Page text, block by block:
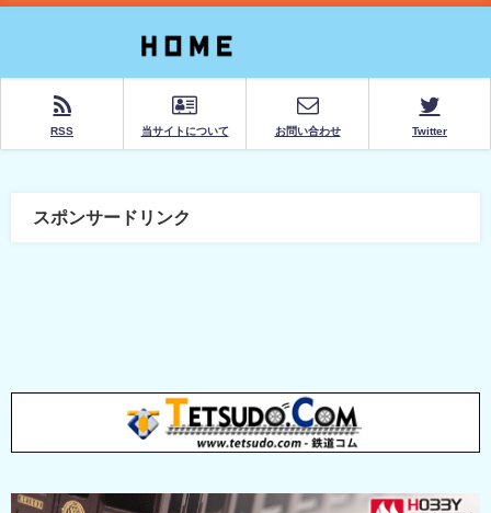
RSS 当サイトについて お問い合わせ Twitter
スポンサードリンク